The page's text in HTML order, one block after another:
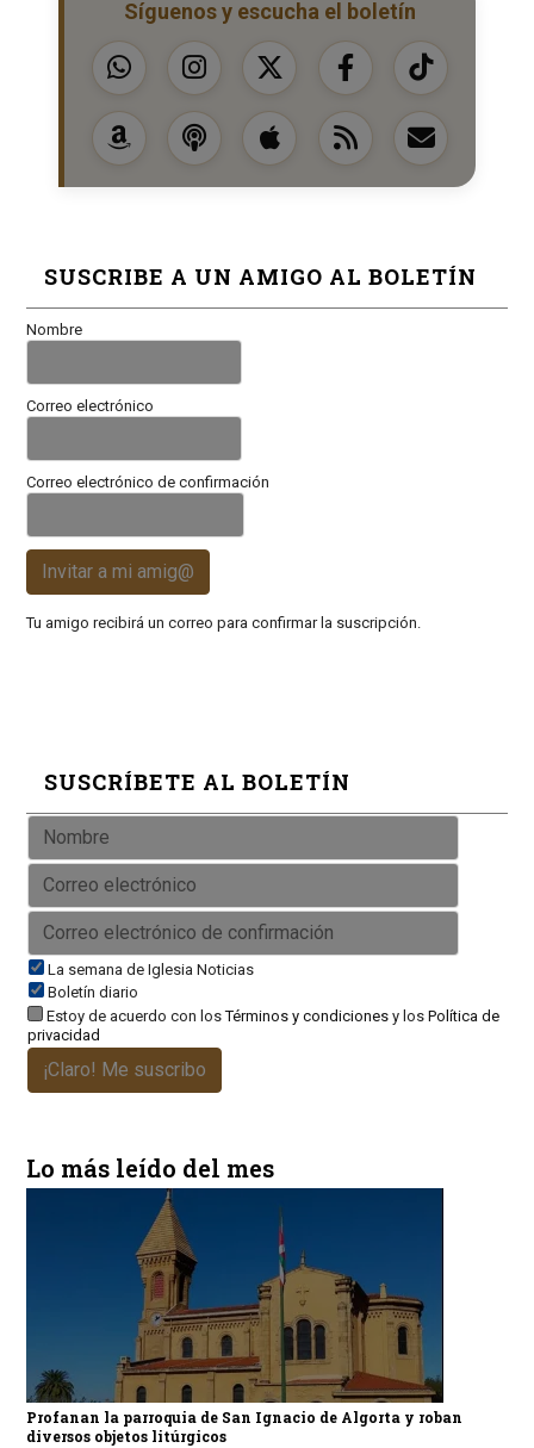
Síguenos y escucha el boletín
SUSCRIBE A UN AMIGO AL BOLETÍN
Nombre
Correo electrónico
Correo electrónico de confirmación
Invitar a mi amig@
Tu amigo recibirá un correo para confirmar la suscripción.
SUSCRÍBETE AL BOLETÍN
La semana de Iglesia Noticias
Boletín diario
Estoy de acuerdo con losTérminos y condicionesy los Política de
privacidad
¡Claro! Me suscribo
Lo más leído del mes
Profanan la parroquia de San Ignacio de Algorta y roban
diversos objetos litúrgicos